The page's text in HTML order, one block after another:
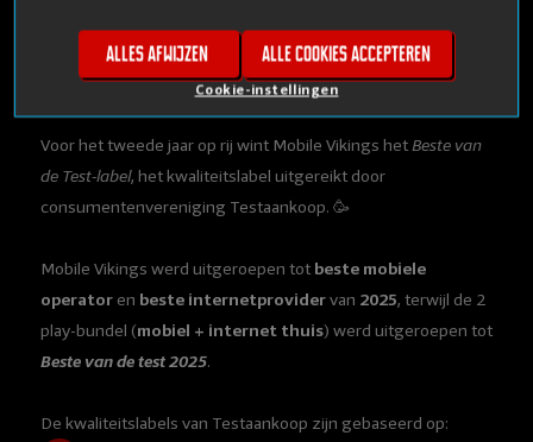
Voor het tweede jaar op rij wint Mobile Vikings hetBeste van
de Test-label, het kwaliteitslabel uitgereikt door
consumentenvereniging Testaankoop. 🥳
Mobile Vikings werd uitgeroepen tot beste mobiele
operator en beste internetprovidervan 2025, terwijl de 2
play-bundel (mobiel + internet thuis) werd uitgeroepen tot
Beste van de test 2025.
De kwaliteitslabels van Testaankoop zijn gebaseerd op:
Cookie-instellingen
Alles afwijzen Alle cookies accepteren